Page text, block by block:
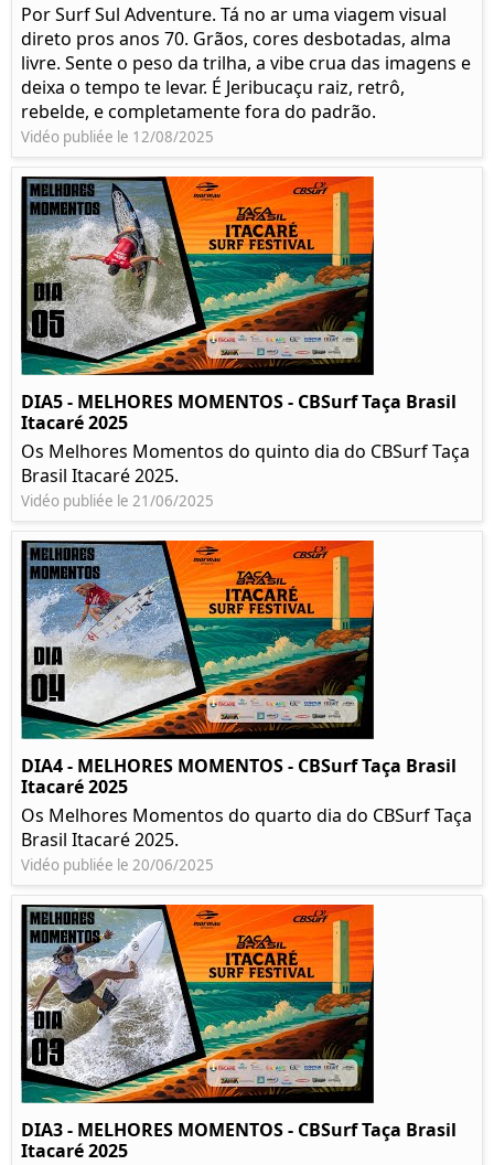
Por Surf Sul Adventure. Tá no ar uma viagem visual
direto pros anos 70. Grãos, cores desbotadas, alma
livre. Sente o peso da trilha, a vibe crua das imagens e
deixa o tempo te levar. É Jeribucaçu raiz, retrô,
rebelde, e completamente fora do padrão.
Vidéo publiée le 12/08/2025
DIA5 - MELHORES MOMENTOS - CBSurf Taça Brasil
Itacaré 2025
Os Melhores Momentos do quinto dia do CBSurf Taça
Brasil Itacaré 2025.
Vidéo publiée le 21/06/2025
DIA4 - MELHORES MOMENTOS - CBSurf Taça Brasil
Itacaré 2025
Os Melhores Momentos do quarto dia do CBSurf Taça
Brasil Itacaré 2025.
Vidéo publiée le 20/06/2025
DIA3 - MELHORES MOMENTOS - CBSurf Taça Brasil
Itacaré 2025